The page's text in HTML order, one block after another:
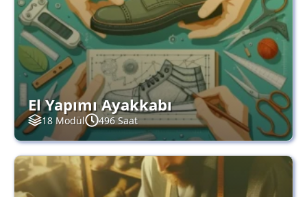
El Yapımı Ayakkabı
18 Modül 496 Saat